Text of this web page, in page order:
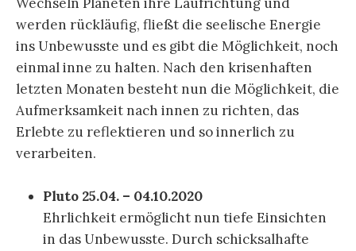
werden rückläufig, fließt die seelische Energie
ins Unbewusste und es gibt die Möglichkeit, noch
einmal inne zu halten. Nach den krisenhaften
letzten Monaten besteht nun die Möglichkeit, die
Aufmerksamkeit nach innen zu richten, das
Erlebte zu reflektieren und so innerlich zu
verarbeiten.
Pluto 25.04. – 04.10.2020
Ehrlichkeit ermöglicht nun tiefe Einsichten
in das Unbewusste. Durch schicksalhafte